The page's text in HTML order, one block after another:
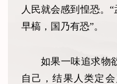
人民就会感到惶恐。
早槁，国乃有恐”。
如果一味追求物
自己，结果人类定